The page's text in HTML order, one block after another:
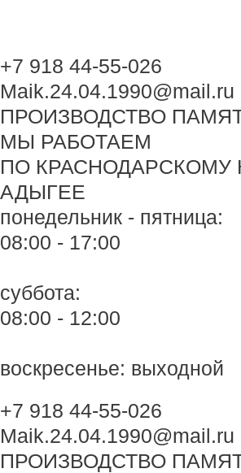
+7 918 44-55-026
Maik.24.04.1990@mail.ru
ПРОИЗВОДСТВО
МЫ РАБОТАЕМ
ПО КРАСНОДАРСКОМУ
АДЫГЕЕ
понедельник - пятница:
08:00 - 17:00
суббота:
08:00 - 12:00
воскресенье: выходной
+7 918 44-55-026
Maik.24.04.1990@mail.ru
ПРОИЗВОДСТВО